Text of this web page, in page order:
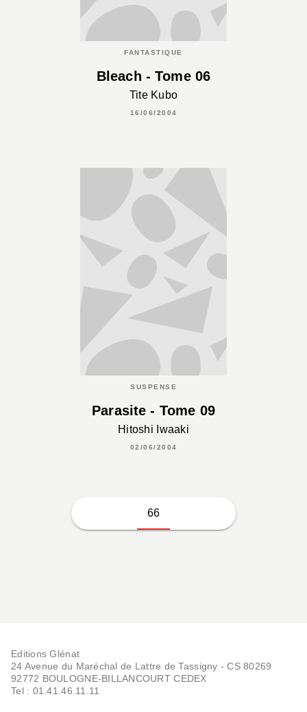
FANTASTIQUE
Bleach - Tome 06
Tite Kubo
16/06/2004
SUSPENSE
Parasite - Tome 09
Hitoshi Iwaaki
02/06/2004
66
Editions Glénat
24 Avenue du Maréchal de Lattre de Tassigny - CS 80269
92772 BOULOGNE-BILLANCOURT CEDEX
Tel : 01.41.46.11.11